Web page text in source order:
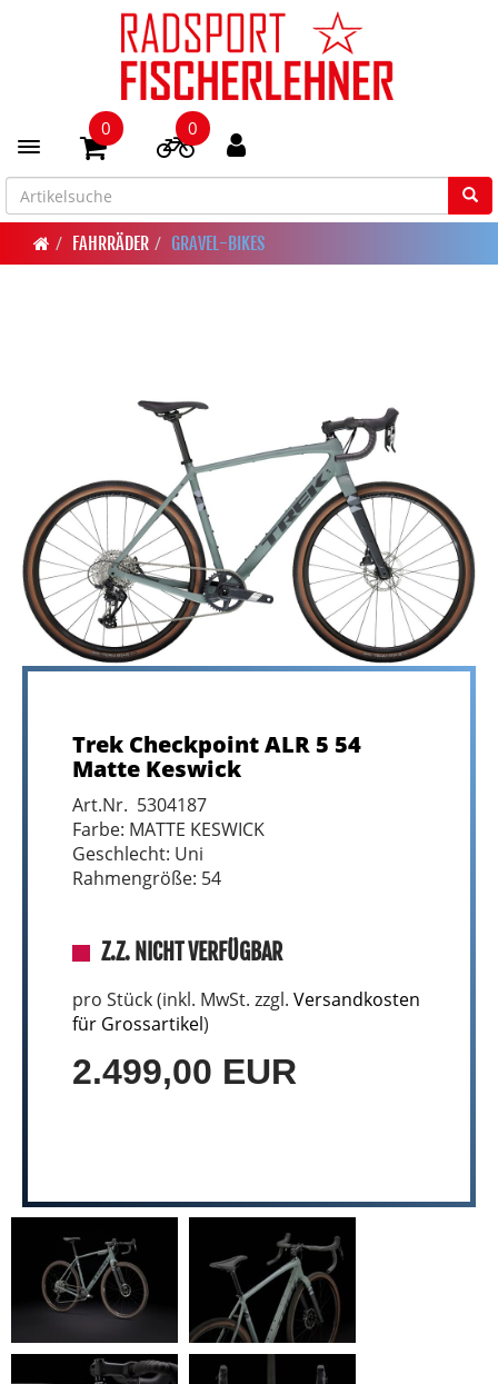
Toggle navigation
0 0
FAHRRÄDER GRAVEL-BIKES
Trek Checkpoint ALR 5 54
Matte Keswick
Art.Nr. 5304187
Farbe: MATTE KESWICK
Geschlecht: Uni
Rahmengröße: 54
Z.Z. NICHT VERFÜGBAR
pro Stück (inkl. MwSt. zzgl. Versandkosten
für Grossartikel)
2.499,00 EUR